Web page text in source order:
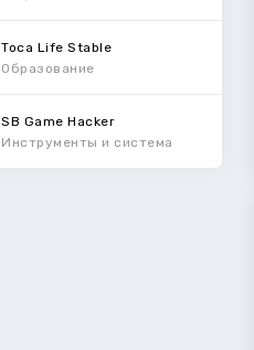
Toca Life Stable
Образование
SB Game Hacker
Инструменты и система